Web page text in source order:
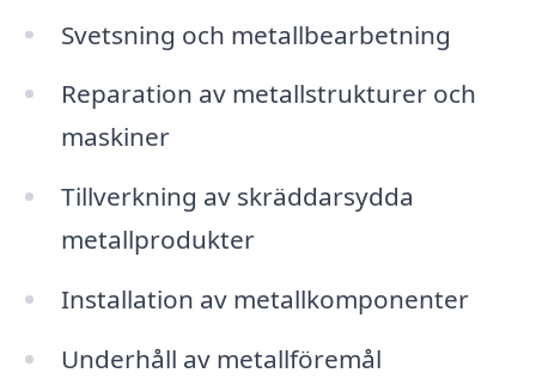
Svetsning och metallbearbetning
Reparation av metallstrukturer och
maskiner
Tillverkning av skräddarsydda
metallprodukter
Installation av metallkomponenter
Underhåll av metallföremål